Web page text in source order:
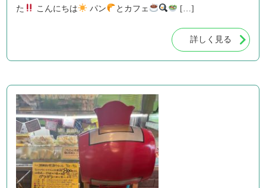
た
こんにちは パン とカフェ […]
詳しく見る